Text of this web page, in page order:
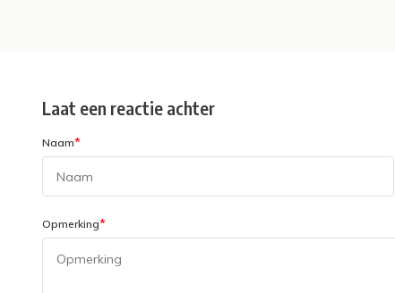
Laat een reactie achter
Naam*
Opmerking*